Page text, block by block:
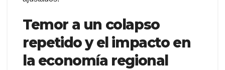
Temor a un colapso
repetido y el impacto en
la economía regional